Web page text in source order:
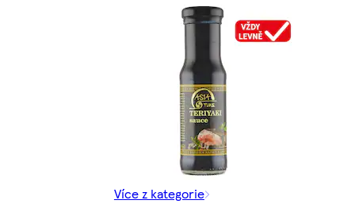
Více z kategorie